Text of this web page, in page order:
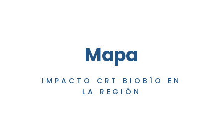
Mapa
IMPACTO CRT BIOBÍO EN
LA REGIÓN